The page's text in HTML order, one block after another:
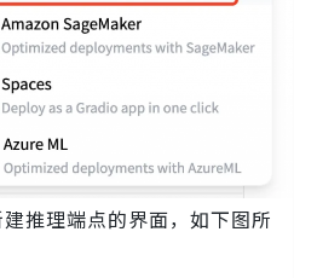
推理端点的界面，如下图所